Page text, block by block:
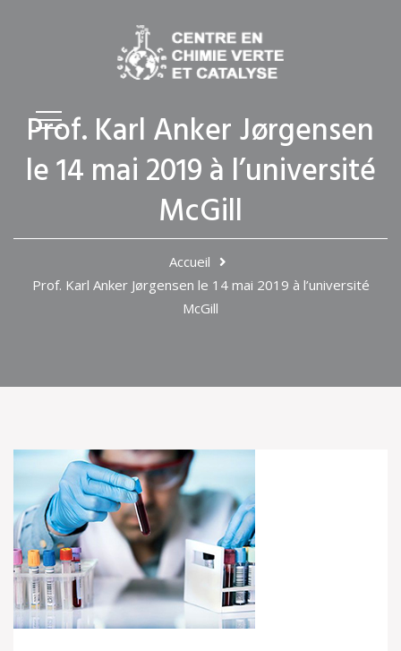
Prof. Karl Anker Jørgensen
le 14 mai 2019 à l’université
McGill
Accueil
Prof. Karl Anker Jørgensen le 14 mai 2019 à l’université
McGill